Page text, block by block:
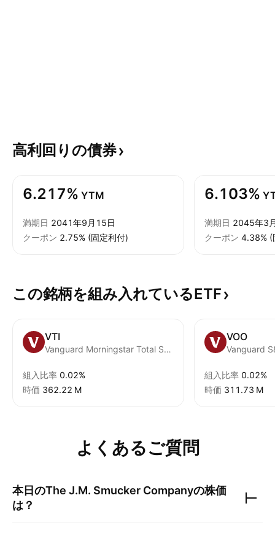
高利回りの債券
6.217% YTM
満期日 2041年9月15日
クーポン 2.75% (固定利付)
6.103%
満期日 2045年3
クーポン 4.38% (
この銘柄を組み入れているETF
VTI
Vanguard Morningstar Total Stock Market ETF
組入比率 0.02%
時価 ‪362.22 M‬
VOO
Vanguard
組入比率 0.02%
時価 ‪311.73 M‬
よくあるご質問
本日のThe J.M. Smucker Companyの株価
は？